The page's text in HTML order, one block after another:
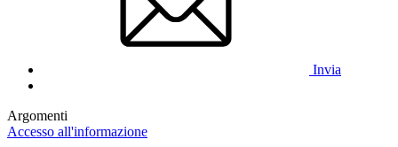
Invia
Argomenti
Accesso all'informazione